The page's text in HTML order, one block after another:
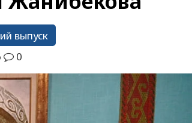
выпуск
0